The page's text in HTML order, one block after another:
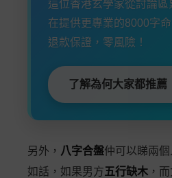
這位香港玄學家從討論
在提供更專業的8000字
退款保證，零風險！
了解為何大家都推薦
另外， 八字合盤仲可以睇兩個
如話，如果男方五行缺木 ，